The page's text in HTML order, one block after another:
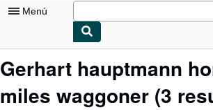
Menú
Mi cuenta
Gerhart hauptmann
miles waggoner (3